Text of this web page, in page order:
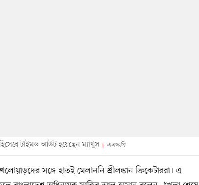
হিসেবে টাইমড আউট হয়েছেন ম্যাথুস এএফপি
সঙ্গে হাতই মেলাননি শ্রীলঙ্কান ক্রিকেটাররা। এ